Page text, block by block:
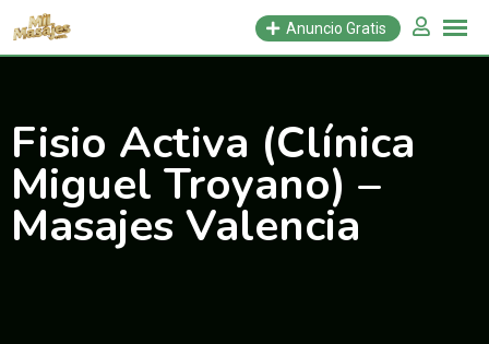
Saltar
Anuncio Gratis
Fisio Activa (Clínica
Miguel Troyano) –
Masajes Valencia